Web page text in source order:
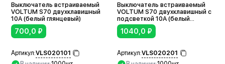
Выключатель встраиваемый
VOLTUM S70 двухклавишный
10А (белый глянцевый)
700,0 ₽
Артикул:VLS020101
Выключатель встраиваемый
VOLTUM S70 двухклавишный с
подсветкой 10А (белый
глянцевый)
1040,0 ₽
Артикул:VLS020201